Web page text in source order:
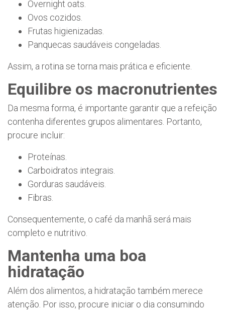
Overnight oats.
Ovos cozidos.
Frutas higienizadas.
Panquecas saudáveis congeladas.
Assim, a rotina se torna mais prática e eficiente.
Equilibre os macronutrientes
Da mesma forma, é importante garantir que a refeição
contenha diferentes grupos alimentares. Portanto,
procure incluir:
Proteínas.
Carboidratos integrais.
Gorduras saudáveis.
Fibras.
Consequentemente, o café da manhã será mais
completo e nutritivo.
Mantenha uma boa
hidratação
Além dos alimentos, a hidratação também merece
atenção. Por isso, procure iniciar o dia consumindo